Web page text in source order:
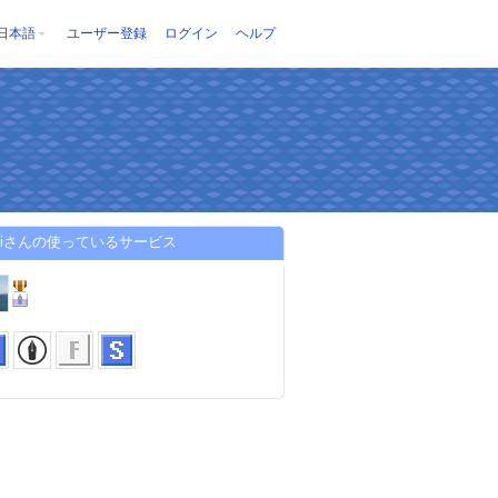
本語 ユーザー登録 ログイン ヘルプ
さんの使っているサービス